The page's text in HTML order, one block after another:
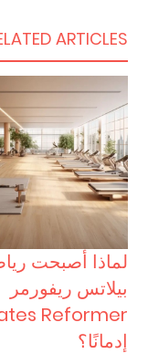
ARTICLES
لماذا أصبحت
بيلاتس ريفورمر
Reformer
إدمانًا؟